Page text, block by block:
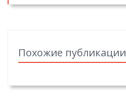
Похожие публикации